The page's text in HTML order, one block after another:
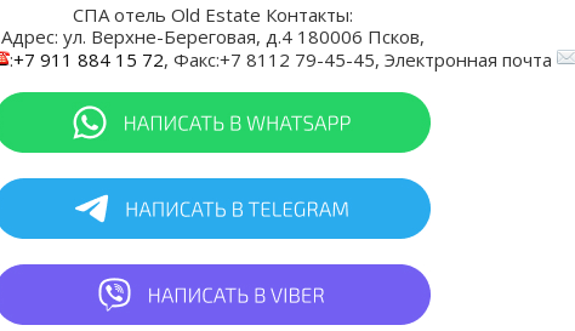
СПА отель Old Estate Контакты:
Адрес: ул. Верхне-Береговая, д.4 180006 Псков,
:+7 911 884 15 72, Факс:+7 8112 79-45-45, Электронная почта